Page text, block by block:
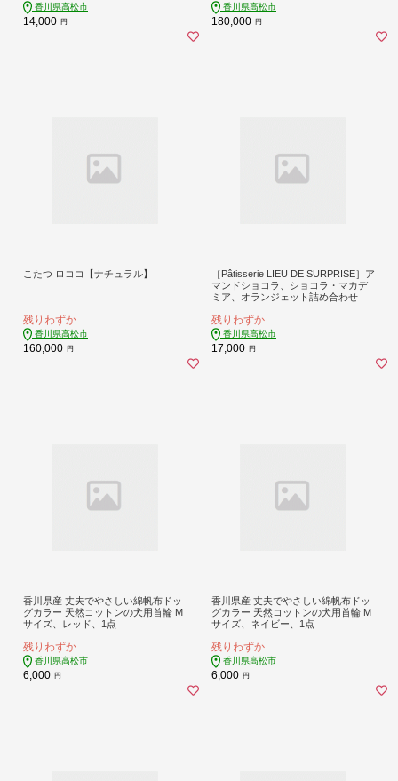
香川県高松市
14,000 円
香川県高松市
180,000 円
こたつ ロココ【ナチュラル】
残りわずか
香川県高松市
160,000 円
［Pâtisserie LIEU DE SURPRISE］ア
マンドショコラ、ショコラ・マカデ
ミア、オランジェット詰め合わせ
残りわずか
香川県高松市
17,000 円
香川県産 丈夫でやさしい綿帆布ドッ
グカラー 天然コットンの犬用首輪 M
サイズ、レッド、1点
残りわずか
香川県高松市
6,000 円
香川県産 丈夫でやさしい綿帆布ドッ
グカラー 天然コットンの犬用首輪 M
サイズ、ネイビー、1点
残りわずか
香川県高松市
6,000 円